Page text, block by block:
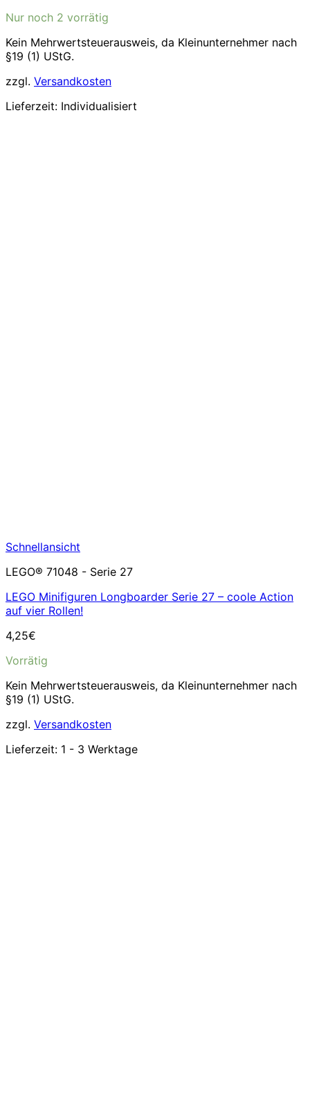
Nur noch 2 vorrätig
Kein Mehrwertsteuerausweis, da Kleinunternehmer nach
§19 (1) UStG.
zzgl. Versandkosten
Lieferzeit: Individualisiert
Schnellansicht
LEGO® 71048 - Serie 27
LEGO Minifiguren Longboarder Serie 27 – coole Action
auf vier Rollen!
4,25€
Vorrätig
Kein Mehrwertsteuerausweis, da Kleinunternehmer nach
§19 (1) UStG.
zzgl. Versandkosten
Lieferzeit: 1 - 3 Werktage